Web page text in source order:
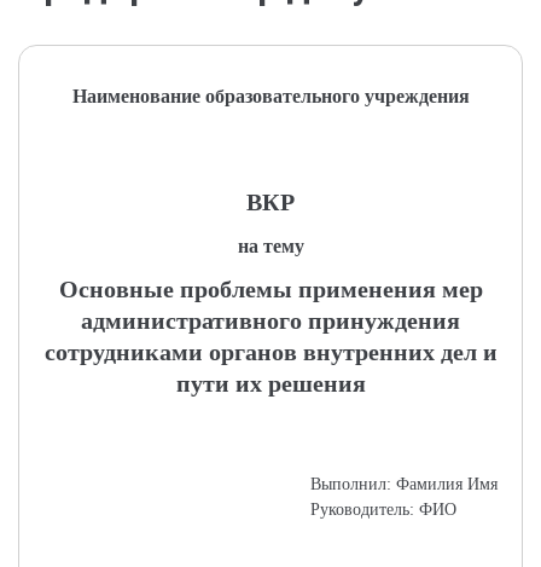
Наименование образовательного учреждения
ВКР
на тему
Основные проблемы применения мер
административного принуждения
сотрудниками органов внутренних дел и
пути их решения
Выполнил: Фамилия Имя
Руководитель: ФИО